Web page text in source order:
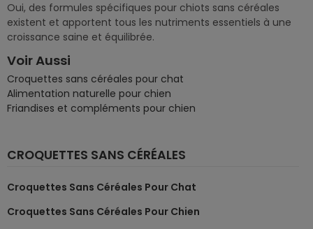
CROQUETTES SANS CÉRÉALES
Croquettes Sans Céréales Pour Chat
Croquettes Sans Céréales Pour Chien
Oui, des formules spécifiques pour chiots sans céréales
existent et apportent tous les nutriments essentiels à une
croissance saine et équilibrée.
Voir Aussi
Croquettes sans céréales pour chat
Alimentation naturelle pour chien
Friandises et compléments pour chien